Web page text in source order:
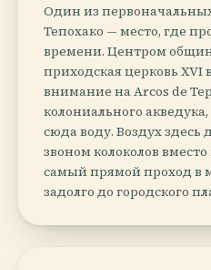
Один из
Тепохако — место, где
времени. Центром
приходская церковь XVI
внимание на Arcos de
колониального
сюда воду. Воздух здесь
звоном колоколов
самый прямой проход в
задолго до городского